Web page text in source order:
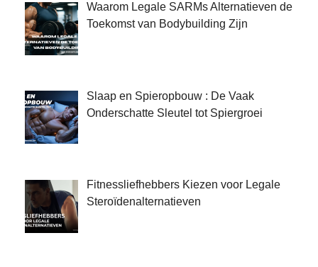
Waarom Legale SARMs Alternatieven de
Toekomst van Bodybuilding Zijn
Slaap en Spieropbouw : De Vaak
Onderschatte Sleutel tot Spiergroei
Fitnessliefhebbers Kiezen voor Legale
Steroïdenalternatieven